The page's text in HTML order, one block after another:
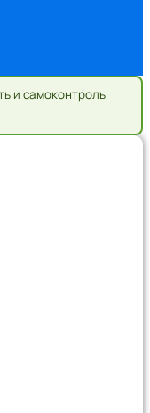
и самоконтроль